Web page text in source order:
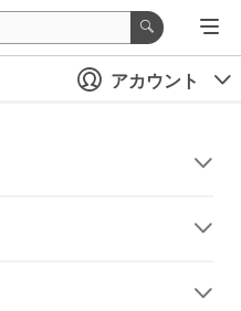
アカウント